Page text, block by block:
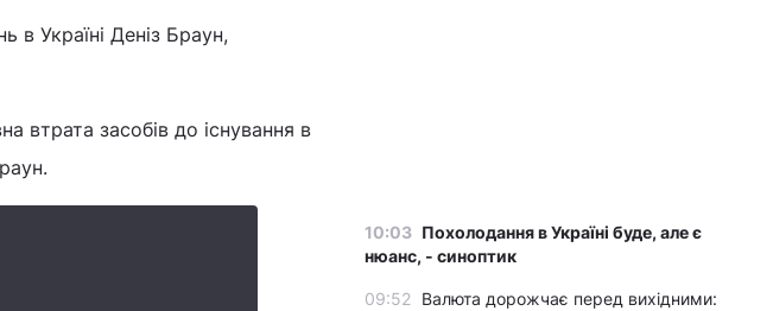
в Україні Деніз Браун,
втрата засобів до існування в
10:03 Похолодання в Україні буде, але є
нюанс, - синоптик
09:52
Валюта дорожчає перед вихідними: